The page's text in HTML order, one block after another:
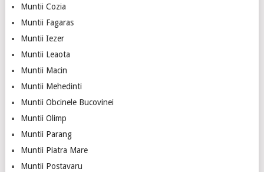
Muntii Cozia
Muntii Fagaras
Muntii Iezer
Muntii Leaota
Muntii Macin
Muntii Mehedinti
Muntii Obcinele Bucovinei
Muntii Olimp
Muntii Parang
Muntii Piatra Mare
Muntii Postavaru